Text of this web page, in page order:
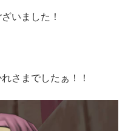
いました！
さまでしたぁ！！